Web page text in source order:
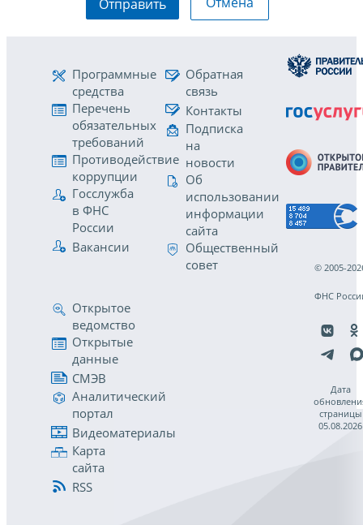
Отправить
Программные
средства
Перечень
обязательных
требований
Противодействие
коррупции
Госслужба
в ФНС
России
Вакансии
Обратная
связь
Контакты
Подписка
на
новости
Об
использовании
информации
сайта
Общественный
совет
Открытое
ведомство
Открытые
данные
СМЭВ
Аналитический
портал
Видеоматериалы
Карта
сайта
RSS
© 2005-
ФНС
Дата
страницы
05.08.2026